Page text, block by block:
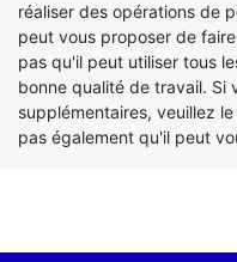
réaliser des opérations de
peut vous proposer de
pas qu'il peut utiliser tous
bonne qualité de travail. Si
supplémentaires, veuillez
pas également qu'il peut